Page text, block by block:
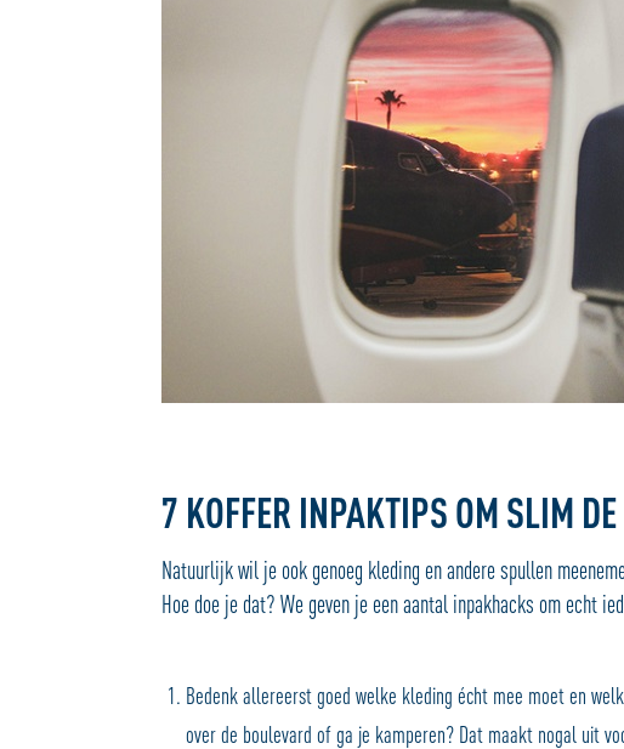
7 KOFFER INPAKTIPS OM SLIM
Natuurlijk wil je ook genoeg kleding en andere spullen
Hoe doe je dat? We geven je een aantal inpakhacks om echt
Bedenk allereerst goed welke kleding écht mee moet en
over de boulevard of ga je kamperen? Dat maakt nogal uit